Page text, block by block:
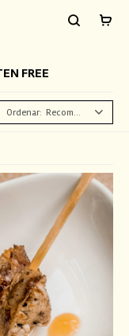
FREE
Recomendados